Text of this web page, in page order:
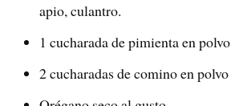
apio, culantro.
1 cucharada de pimienta en polvo
2 cucharadas de comino en polvo